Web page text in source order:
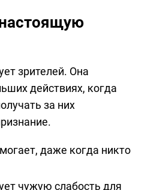
зрителей. Она
действиях, когда
за них
даже когда никто
чужую слабость для